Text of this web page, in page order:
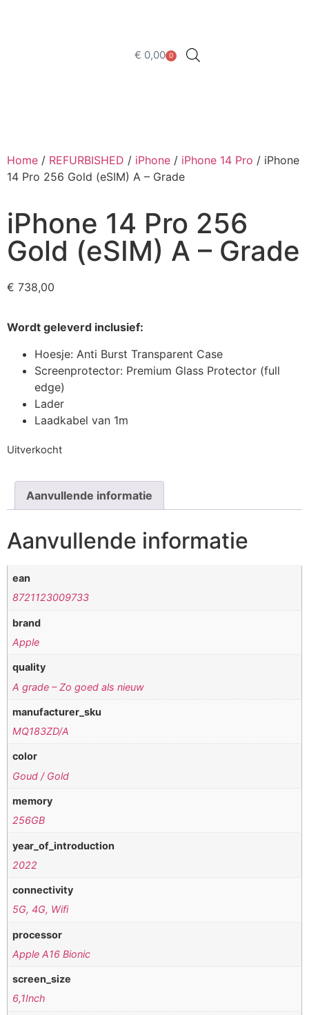
€ 0,00 0
Home / REFURBISHED / iPhone / iPhone 14 Pro / iPhone
14 Pro 256 Gold (eSIM) A – Grade
iPhone 14 Pro 256
Gold (eSIM) A – Grade
€ 738,00
Wordt geleverd inclusief:
Hoesje: Anti Burst Transparent Case
Screenprotector: Premium Glass Protector (full
edge)
Lader
Laadkabel van 1m
Uitverkocht
Aanvullende informatie
Aanvullende informatie
ean
8721123009733
brand
Apple
quality
A grade – Zo goed als nieuw
manufacturer_sku
MQ183ZD/A
color
Goud / Gold
memory
256GB
year_of_introduction
2022
connectivity
5G, 4G, Wifi
processor
Apple A16 Bionic
screen_size
6,1Inch